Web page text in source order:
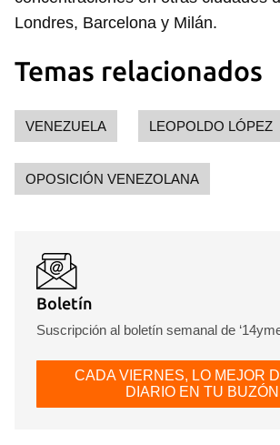
Londres, Barcelona y Milán.
Temas relacionados
VENEZUELA LEOPOLDO LÓPEZ
OPOSICIÓN VENEZOLANA
Boletín
Suscripción al boletín semanal de
CADA VIERNES, LO MEJOR
DIARIO EN TU